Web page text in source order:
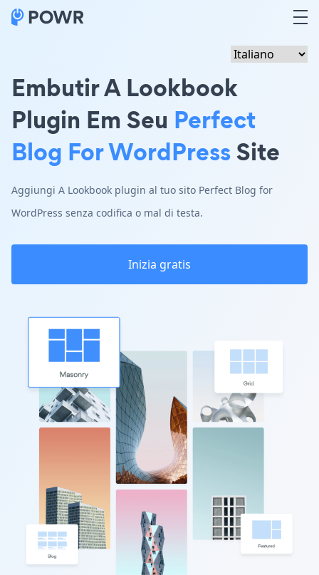
Embutir A Lookbook
Plugin Em Seu Perfect
Blog For WordPressSite
Aggiungi A Lookbook plugin al tuo sito Perfect Blog for
WordPress senza codifica o mal di testa.
Inizia gratis